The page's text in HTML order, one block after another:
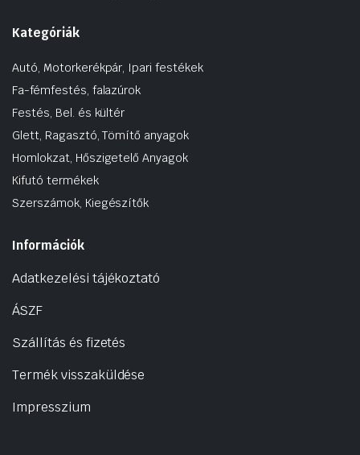
Kategóriák
Autó, Motorkerékpár, Ipari festékek
Fa-fémfestés, falazúrok
Festés, Bel. és kültér
Glett, Ragasztó, Tömítő anyagok
Homlokzat, Hőszigetelő Anyagok
Kifutó termékek
Szerszámok, Kiegészítők
Információk
Adatkezelési tájékoztató
ÁSZF
Szállítás és fizetés
Termék visszaküldése
Impresszium